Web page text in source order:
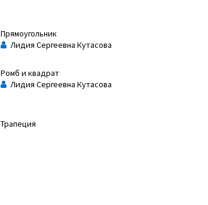
Прямоугольник
Лидия Сергеевна Кутасова
Ромб и квадрат
Лидия Сергеевна Кутасова
Трапеция